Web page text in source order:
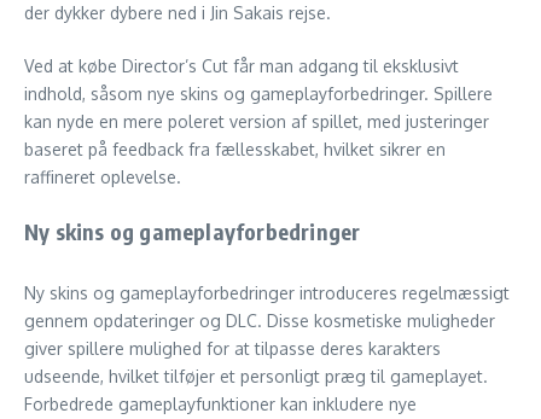
der dykker dybere ned i Jin Sakais rejse.
Ved at købe Director’s Cut får man adgang til eksklusivt
indhold, såsom nye skins og gameplayforbedringer. Spillere
kan nyde en mere poleret version af spillet, med justeringer
baseret på feedback fra fællesskabet, hvilket sikrer en
raffineret oplevelse.
Ny skins og gameplayforbedringer
Ny skins og gameplayforbedringer introduceres regelmæssigt
gennem opdateringer og DLC. Disse kosmetiske muligheder
giver spillere mulighed for at tilpasse deres karakters
udseende, hvilket tilføjer et personligt præg til gameplayet.
Forbedrede gameplayfunktioner kan inkludere nye